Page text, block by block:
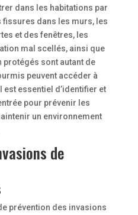
dans les habitations par
fissures dans les murs, les
et des fenêtres, les
mal scellés, ainsi que
protégés sont autant de
peuvent accéder à
est essentiel d’identifier et
pour prévenir les
un environnement
de
prévention des invasions